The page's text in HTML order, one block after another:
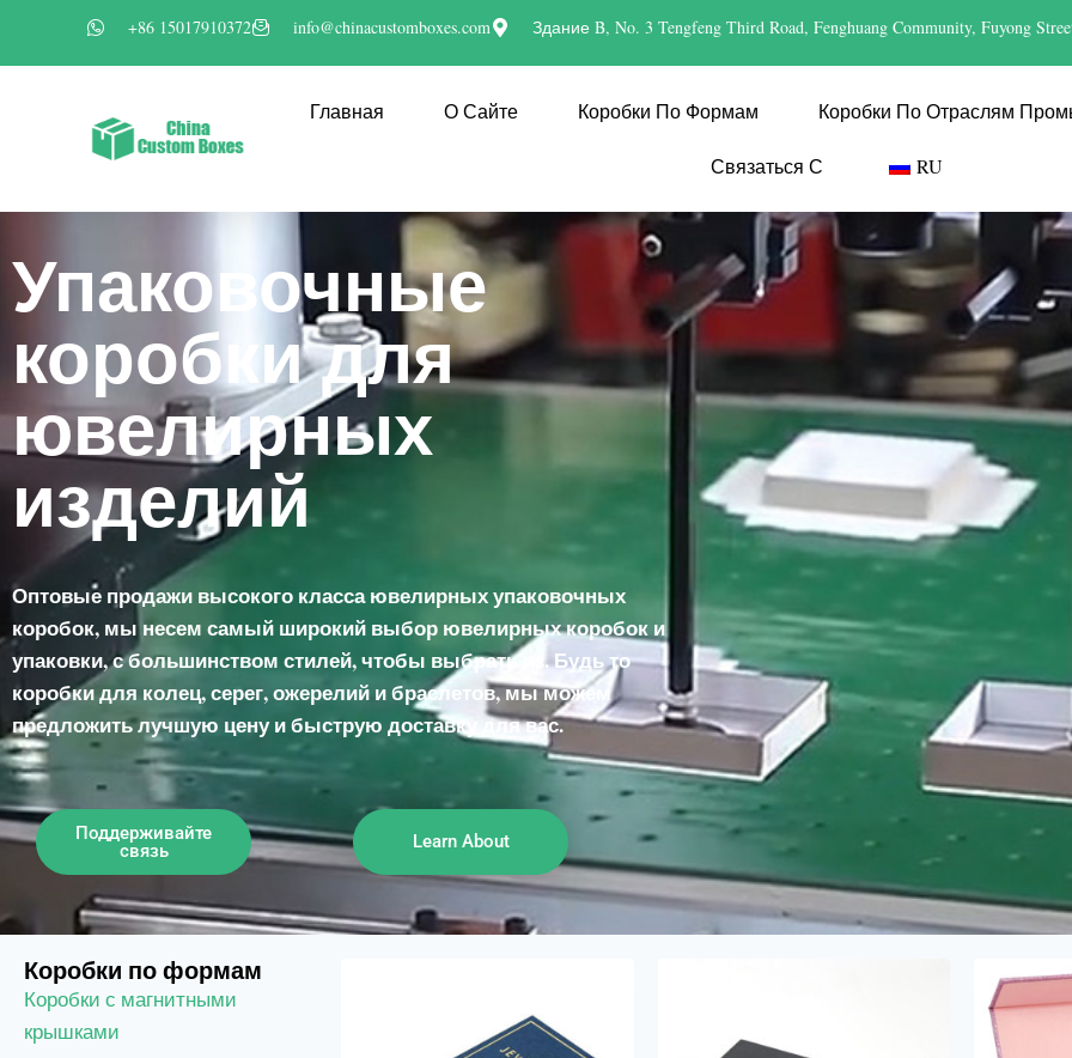
+86 15017910372 info@chinacustomboxes.com Здание B, No. 3 Tengfeng Third Road, Fenghuang Community, Fuyong
Главная О Сайте Коробки По Формам Коробки По Отраслям
Связаться С RU
Упаковочные
коробки для
ювелирных
изделий
Оптовые продажи высокого класса ювелирных упаковочных
коробок, мы несем самый широкий выбор ювелирных коробок и
упаковки, с большинством стилей, чтобы выбрать из. Будь то
коробки для колец, серег, ожерелий и браслетов, мы можем
предложить лучшую цену и быструю доставку для вас.
Поддерживайте
связь
Learn About
Коробки по формам
Коробки с магнитными
крышками